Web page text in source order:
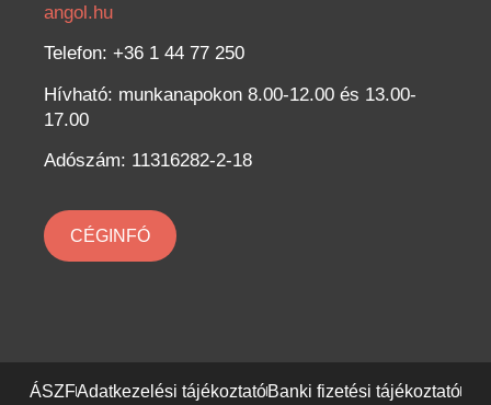
angol.hu
Telefon: +36 1 44 77 250
Hívható: munkanapokon 8.00-12.00 és 13.00-
17.00
Adószám: 11316282-2-18
CÉGINFÓ
ÁSZFAdatkezelési tájékoztatóBanki fizetési tájékoztató